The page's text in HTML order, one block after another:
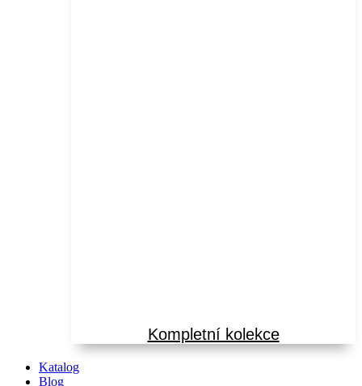
Kompletní kolekce
Katalog
Blog